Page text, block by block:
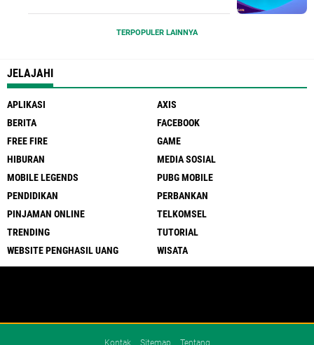
TERPOPULER LAINNYA
JELAJAHI
APLIKASI
AXIS
BERITA
FACEBOOK
FREE FIRE
GAME
HIBURAN
MEDIA SOSIAL
MOBILE LEGENDS
PUBG MOBILE
PENDIDIKAN
PERBANKAN
PINJAMAN ONLINE
TELKOMSEL
TRENDING
TUTORIAL
WEBSITE PENGHASIL UANG
WISATA
Kontak Sitemap Tentang